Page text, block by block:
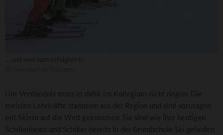
Um Verständnis muss er dafür im Kollegium nicht ringen. Die
meisten Lehrkräfte stammen aus der Region und sind sozusagen
mit Skiern auf die Welt gekommen. Sie sind wie ihre heutigen
Schülerinnen und Schüler bereits in der Grundschule Ski gelaufen